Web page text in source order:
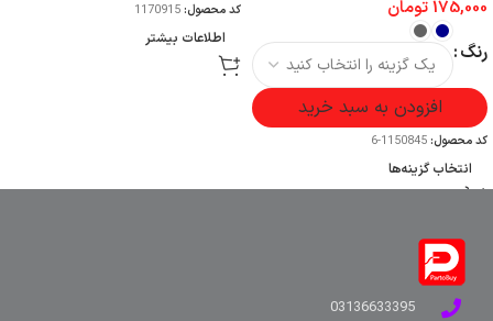
175,000تومان
رنگ
افزودن به سبد خرید
کد محصول:1150845-6
انتخاب گزینه‌ها
کد محصول:1170915
اطلاعات بیشتر
03136633395